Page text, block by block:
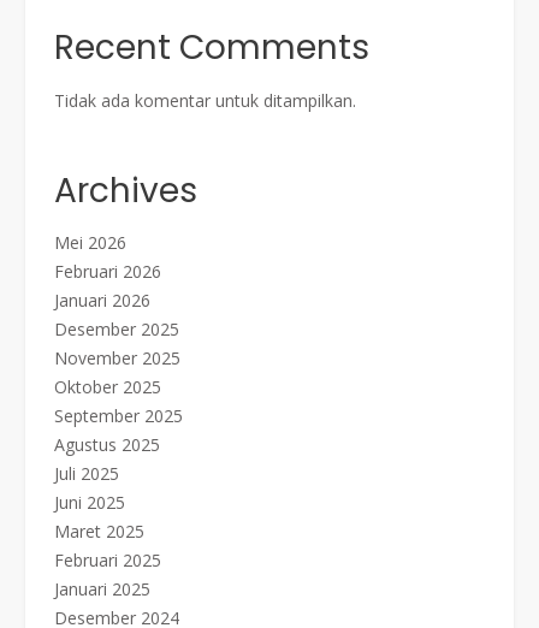
Recent Comments
Tidak ada komentar untuk ditampilkan.
Archives
Mei 2026
Februari 2026
Januari 2026
Desember 2025
November 2025
Oktober 2025
September 2025
Agustus 2025
Juli 2025
Juni 2025
Maret 2025
Februari 2025
Januari 2025
Desember 2024